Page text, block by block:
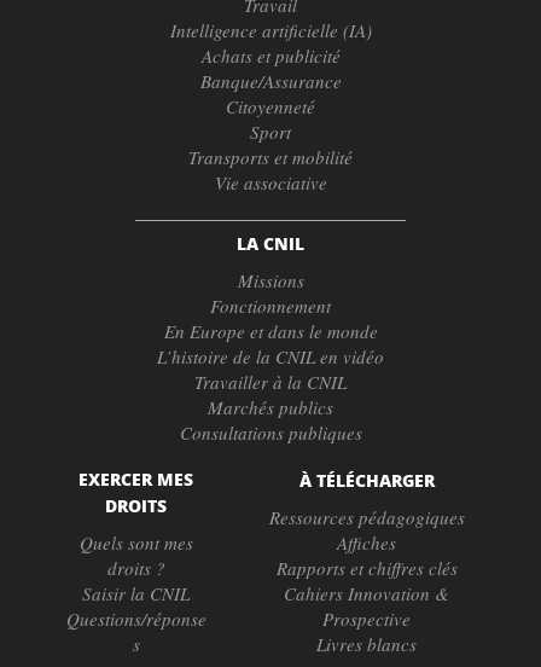
Intelligence artificielle (IA)
Achats et publicité
Banque/Assurance
Citoyenneté
Sport
Transports et mobilité
Vie associative
LA CNIL
Missions
Fonctionnement
En Europe et dans le monde
L’histoire de la CNIL en vidéo
Travailler à la CNIL
Marchés publics
Consultations publiques
EXERCER MES
DROITS
Quels sont mes
droits ?
Saisir la CNIL
Questions/réponse
s
À TÉLÉCHARGER
Ressources pédagogiques
Affiches
Rapports et chiffres clés
Cahiers Innovation &
Prospective
Livres blancs